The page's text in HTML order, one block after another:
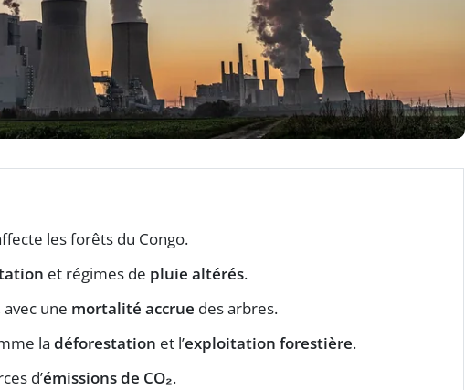
les forêts du Congo.
et régimes de pluie altérés.
une mortalité accrue des arbres.
la déforestation et l’exploitation forestière.
d’émissions de CO₂.